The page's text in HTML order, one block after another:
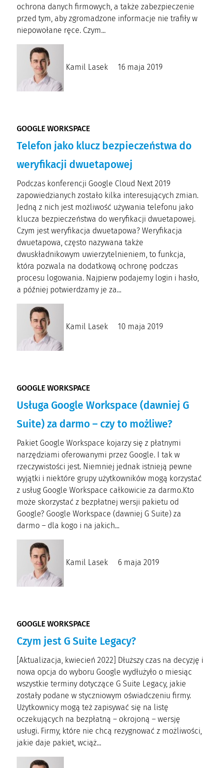
ochrona danych firmowych, a także zabezpieczenie
przed tym, aby zgromadzone informacje nie trafiły w
niepowołane ręce. Czym...
Kamil Lasek 16 maja 2019
GOOGLE WORKSPACE
Telefon jako klucz bezpieczeństwa do
weryfikacji dwuetapowej
Podczas konferencji Google Cloud Next 2019
zapowiedzianych zostało kilka interesujących zmian.
Jedną z nich jest możliwość używania telefonu jako
klucza bezpieczeństwa do weryfikacji dwuetapowej.
Czym jest weryfikacja dwuetapowa? Weryfikacja
dwuetapowa, często nazywana także
dwuskładnikowym uwierzytelnieniem, to funkcja,
która pozwala na dodatkową ochronę podczas
procesu logowania. Najpierw podajemy login i hasło,
a później potwierdzamy je za...
Kamil Lasek 10 maja 2019
GOOGLE WORKSPACE
Usługa Google Workspace (dawniej G
Suite) za darmo – czy to możliwe?
Pakiet Google Workspace kojarzy się z płatnymi
narzędziami oferowanymi przez Google. I tak w
rzeczywistości jest. Niemniej jednak istnieją pewne
wyjątki i niektóre grupy użytkowników mogą korzystać
z usług Google Workspace całkowicie za darmo.Kto
może skorzystać z bezpłatnej wersji pakietu od
Google? Google Workspace (dawniej G Suite) za
darmo – dla kogo i na jakich...
Kamil Lasek 6 maja 2019
GOOGLE WORKSPACE
Czym jest G Suite Legacy?
[Aktualizacja, kwiecień 2022] Dłuższy czas na decyzję i
nowa opcja do wyboru Google wydłużyło o miesiąc
wszystkie terminy dotyczące G Suite Legacy, jakie
zostały podane w styczniowym oświadczeniu firmy.
Użytkownicy mogą też zapisywać się na listę
oczekujących na bezpłatną – okrojoną – wersję
usługi. Firmy, które nie chcą rezygnować z możliwości,
jakie daje pakiet, wciąż...